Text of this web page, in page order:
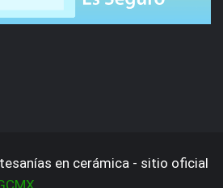
en cerámica - sitio oficial